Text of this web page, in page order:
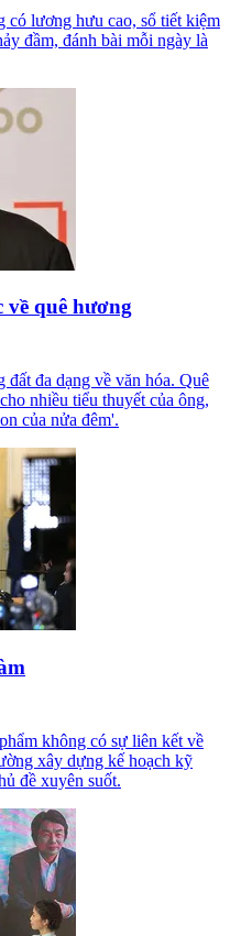
có lương hưu cao, sổ tiết kiệm
đầm, đánh bài mỗi ngày là
về quê hương
đất đa dạng về văn hóa. Quê
nhiều tiểu thuyết của ông,
của nửa đêm'.
không có sự liên kết về
xây dựng kế hoạch kỹ
đề xuyên suốt.